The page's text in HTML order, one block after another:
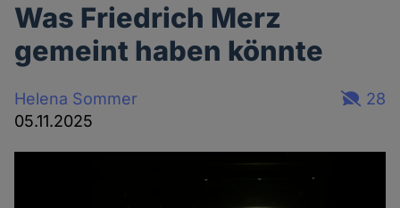
Was Friedrich Merz
gemeint haben könnte
Helena Sommer
05.11.2025
28